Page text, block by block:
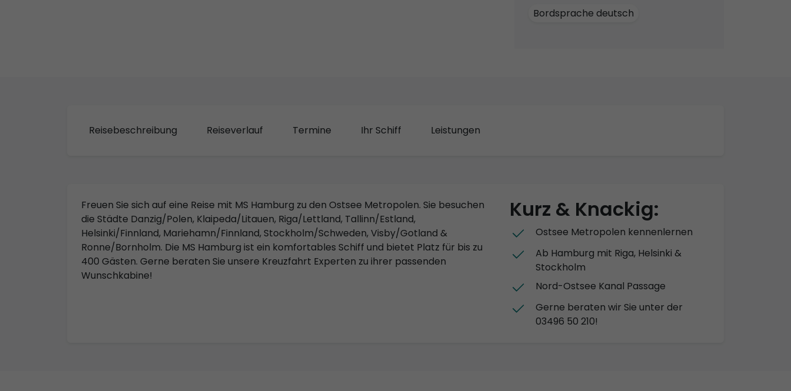
Bordsprache deutsch
Reisebeschreibung Reiseverlauf Termine Ihr Schiff Leistungen
Freuen Sie sich auf eine Reise mit MS Hamburg zu den Ostsee Metropolen. Sie besuchen
die Städte Danzig/Polen, Klaipeda/Litauen, Riga/Lettland, Tallinn/Estland,
Helsinki/Finnland, Mariehamn/Finnland, Stockholm/Schweden, Visby/Gotland &
Ronne/Bornholm. Die MS Hamburg ist ein komfortables Schiff und bietet Platz für bis zu
400 Gästen. Gerne beraten Sie unsere Kreuzfahrt Experten zu ihrer passenden
Wunschkabine!
Kurz & Knackig:
Ostsee Metropolen kennenlernen
Ab Hamburg mit Riga, Helsinki &
Stockholm
Nord-Ostsee Kanal Passage
Gerne beraten wir Sie unter der
03496 50 210!